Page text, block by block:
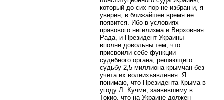
который до сих пор не избран и, я
уверен, в ближайшее время не
появится. Ибо в условиях
правового нигилизма и Верховная
Рада, и Президент Украины
вполне довольны тем, что
присвоили себе функции
судебного органа, решающего
судьбу 2,5 миллиона крымчан без
учета их волеизъявления. Я
понимаю, что Президента Крыма в
угоду Л. Кучме, заявившему в
Токио, что на Украине должен